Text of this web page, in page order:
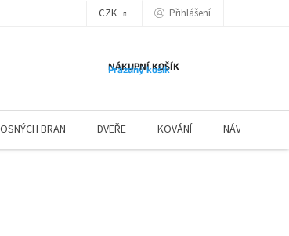
CZK Přihlášení
NÁKUPNÍ KOŠÍK
Prázdný košík
BRAN DVEŘE KOVÁNÍ NÁVODY